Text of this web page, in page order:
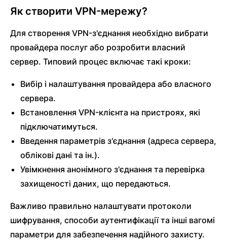
Як створити VPN-мережу?
Для створення VPN-з'єднання необхідно вибрати
провайдера послуг або розробити власний
сервер. Типовий процес включає такі кроки:
Вибір і налаштування провайдера або власного
сервера.
Встановлення VPN-клієнта на пристроях, які
підключатимуться.
Введення параметрів з'єднання (адреса сервера,
облікові дані та ін.).
Увімкнення анонімного з'єднання та перевірка
захищеності даних, що передаються.
Важливо правильно налаштувати протоколи
шифрування, способи аутентифікації та інші вагомі
параметри для забезпечення надійного захисту.